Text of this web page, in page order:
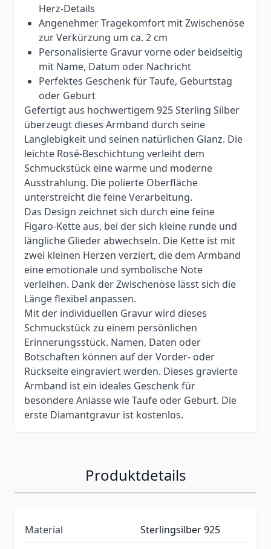
Herz-Details
Angenehmer Tragekomfort mit Zwischenöse
zur Verkürzung um ca. 2 cm
Personalisierte Gravur vorne oder beidseitig
mit Name, Datum oder Nachricht
Perfektes Geschenk für Taufe, Geburtstag
oder Geburt
Gefertigt aus hochwertigem 925 Sterling Silber
überzeugt dieses Armband durch seine
Langlebigkeit und seinen natürlichen Glanz. Die
leichte Rosé-Beschichtung verleiht dem
Schmuckstück eine warme und moderne
Ausstrahlung. Die polierte Oberfläche
unterstreicht die feine Verarbeitung.
Das Design zeichnet sich durch eine feine
Figaro-Kette aus, bei der sich kleine runde und
längliche Glieder abwechseln. Die Kette ist mit
zwei kleinen Herzen verziert, die dem Armband
eine emotionale und symbolische Note
verleihen. Dank der Zwischenöse lässt sich die
Länge flexibel anpassen.
Mit der individuellen Gravur wird dieses
Schmuckstück zu einem persönlichen
Erinnerungsstück. Namen, Daten oder
Botschaften können auf der Vorder- oder
Rückseite eingraviert werden. Dieses gravierte
Armband ist ein ideales Geschenk für
besondere Anlässe wie Taufe oder Geburt. Die
erste Diamantgravur ist kostenlos.
Produktdetails
Material
Sterlingsilber 925